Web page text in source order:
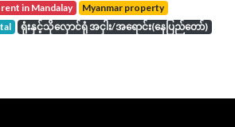
in Mandalay
Myanmar property
ရုံးနှင့်သိုလှောင်ရုံ အငှါး/အရောင်း(နေပြည်တော်)